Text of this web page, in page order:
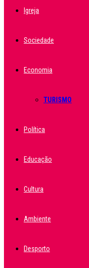
Igreja
Sociedade
Economia
TURISMO
Política
Educação
Cultura
Ambiente
Desporto